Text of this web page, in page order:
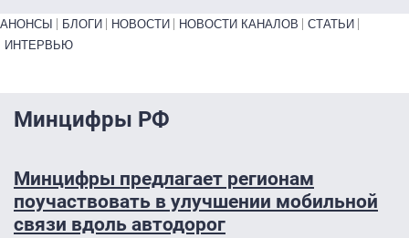
Primary links bottom
АНОНСЫ БЛОГИ НОВОСТИ НОВОСТИ КАНАЛОВ
СТАТЬИ
ИНТЕРВЬЮ
Минцифры РФ
Минцифры предлагает регионам
поучаствовать в улучшении мобильной
связи вдоль автодорог